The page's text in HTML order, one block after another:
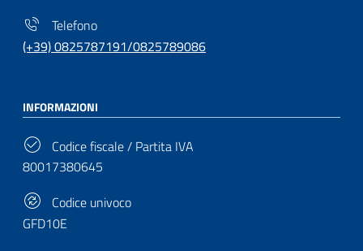
Telefono
(+39) 0825787191/0825789086
INFORMAZIONI
Codice fiscale / Partita IVA
80017380645
Codice univoco
GFD10E